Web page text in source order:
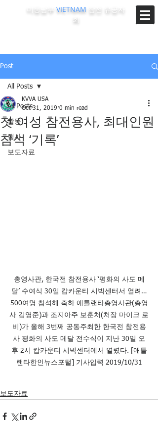
미동남부 VIETNAM 참전 유공자
회
Post
All Posts
활동
행사
보도자료
All Posts
첫 여성 참전용사, 최대인원
참석 ‘기록’
KVVA USA
Oct 31, 2019 0 min read
총영사관, 한국전 참전용사 ‘평화의 사도 메
달’ 수여식 30일 캅카운티 시빅센터서 열려…
500여명 참석해 축하 애틀랜타총영사관(총영
사 김영준)과 조지아주 보훈처(처장 마이크 로
비)가 올해 3번째 공동주최한 한국전 참전용
사 평화의 사도 메달 전수식이 지난 30일 오
후 2시 캅카운티 시빅센터에서 열렸다. [애틀
랜타한인뉴스포털] 기사입력 2019/10/31
보도자료